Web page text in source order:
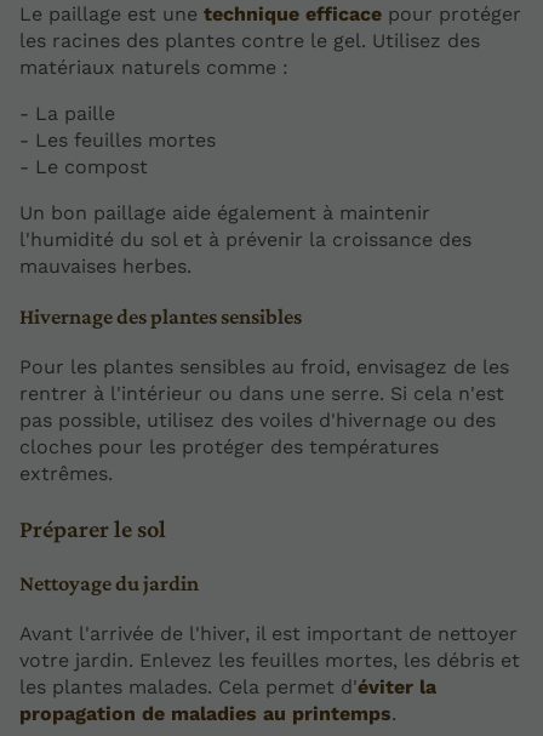
Le paillage est une technique efficace pour protéger
les racines des plantes contre le gel. Utilisez des
matériaux naturels comme :
- La paille
- Les feuilles mortes
- Le compost
Un bon paillage aide également à maintenir
l'humidité du sol et à prévenir la croissance des
mauvaises herbes.
Hivernage des plantes sensibles
Pour les plantes sensibles au froid, envisagez de les
rentrer à l'intérieur ou dans une serre. Si cela n'est
pas possible, utilisez des voiles d'hivernage ou des
cloches pour les protéger des températures
extrêmes.
Préparer le sol
Nettoyage du jardin
Avant l'arrivée de l'hiver, il est important de nettoyer
votre jardin. Enlevez les feuilles mortes, les débris et
les plantes malades. Cela permet d'éviter la
propagation de maladies au printemps.